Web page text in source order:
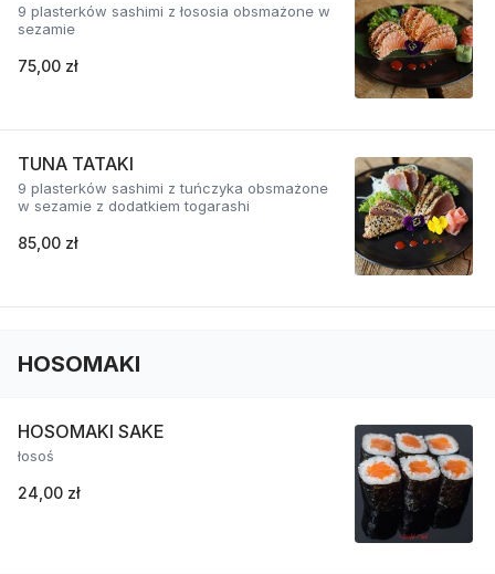
9 plasterków sashimi z łososia obsmażone w
sezamie
75,00 zł
TUNA TATAKI
9 plasterków sashimi z tuńczyka obsmażone
w sezamie z dodatkiem togarashi
85,00 zł
HOSOMAKI
HOSOMAKI SAKE
łosoś
24,00 zł